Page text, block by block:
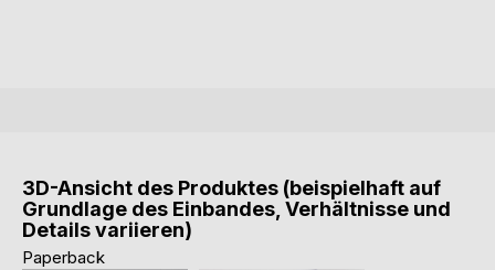
3D-Ansicht des Produktes (beispielhaft auf
Grundlage des Einbandes, Verhältnisse und
Details variieren)
Paperback